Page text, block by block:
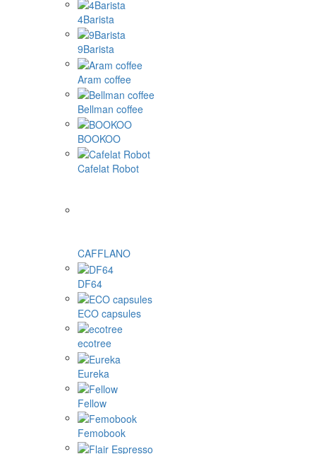
4Barista
9Barista
Aram coffee
Bellman coffee
BOOKOO
Cafelat Robot
CAFFLANO
DF64
ECO capsules
ecotree
Eureka
Fellow
Femobook